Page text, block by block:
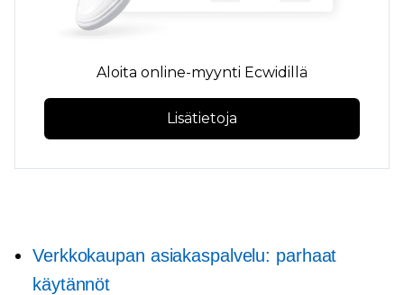
Aloita online-myynti Ecwidillä
Lisätietoja
Verkkokaupan asiakaspalvelu: parhaat
käytännöt